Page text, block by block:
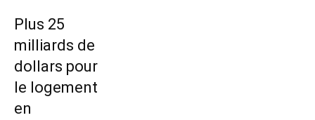
Plus 25
milliards de
dollars pour
le logement
en